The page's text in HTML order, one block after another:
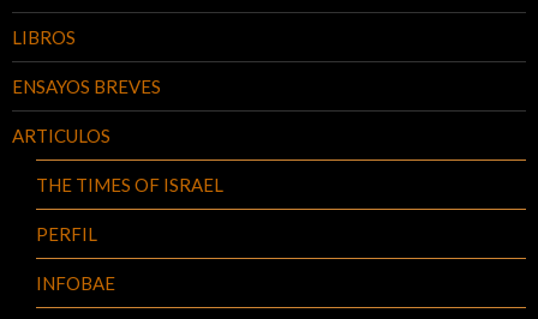
LIBROS
ENSAYOS BREVES
ARTICULOS
THE TIMES OF ISRAEL
PERFIL
INFOBAE